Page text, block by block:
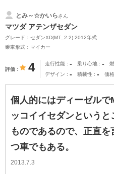
とみ～☆かいらさん
マツダ アテンザセダン
グレード：セダンXD(MT_2.2) 2012年式
乗車形式：マイカー
評価 4 走行性能 - 乗り心地 -
デザイン - 積載性 - 価格
個人的にはディーゼルで
ッコイイセダンという
ものであるので、正直
つ車でもある。
2013.7.3